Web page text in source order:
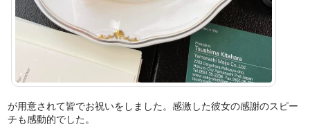
が用意されて皆でお祝いをしました。感激した彼女の感謝のスピー
チも感動的でした。